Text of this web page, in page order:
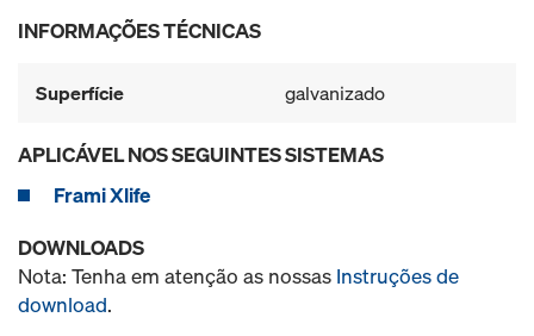
INFORMAÇÕES TÉCNICAS
Superfície galvanizado
APLICÁVEL NOS SEGUINTES SISTEMAS
Frami Xlife
DOWNLOADS
Nota: Tenha em atenção as nossas Instruções de
download.